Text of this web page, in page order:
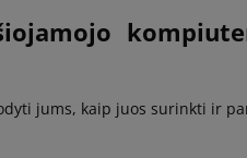
jums, kaip juos surinkti ir